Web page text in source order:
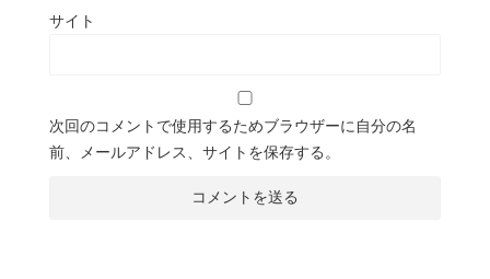
サイト
次回のコメントで使用するためブラウザーに自分の名
前、メールアドレス、サイトを保存する。